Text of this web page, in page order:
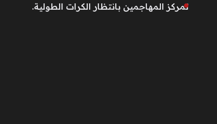
تمركز المهاجمين بانتظار الكرات الطولية.